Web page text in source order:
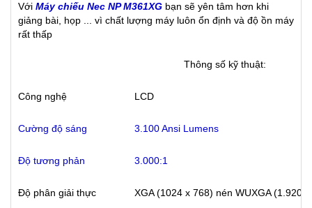
Với Máy chiếu Nec NP M361XG bạn sẽ yên tâm hơn khi
giảng bài, họp ... vì chất lượng máy luôn ổn định và độ ồn máy
rất thấp
Thông số kỹ thuật:
Công nghệ LCD
Cường độ sáng 3.100 Ansi Lumens
Độ tương phản 3.000:1
Độ phân giải thực XGA (1024 x 768) nén WUXGA (1.920